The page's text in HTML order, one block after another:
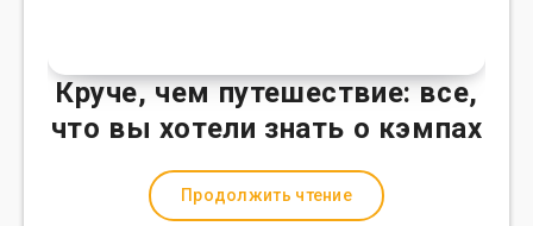
Круче, чем путешествие: все,
что вы хотели знать о кэмпах
Продолжить чтение